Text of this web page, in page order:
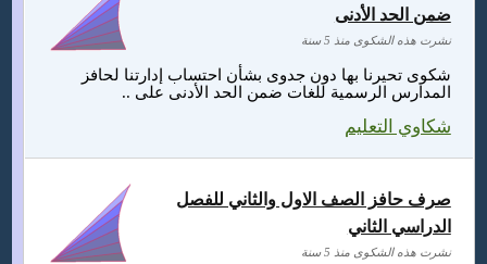
شكوى تحيرنا بها دون جدوى بشأن احتساب إدارتنا لحافز
المدارس الرسمية للغات ضمن الحد الأدنى على ..
شكاوي التعليم
ضمن الحد الأدنى
نشرت هذه الشكوى منذ 5 سنة
صرف حافز الصف الاول والثاني للفصل
الدراسي الثاني
نشرت هذه الشكوى منذ 5 سنة